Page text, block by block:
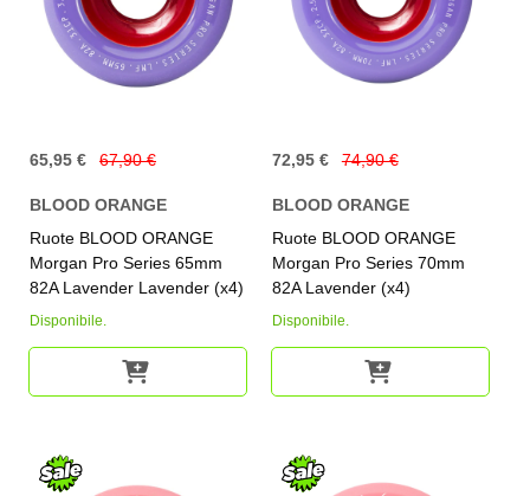
65,95 € 67,90 €
BLOOD ORANGE
Ruote BLOOD ORANGE
Morgan Pro Series 65mm
82A Lavender Lavender (x4)
Disponibile.
72,95 € 74,90 €
BLOOD ORANGE
Ruote BLOOD ORANGE
Morgan Pro Series 70mm
82A Lavender (x4)
Disponibile.